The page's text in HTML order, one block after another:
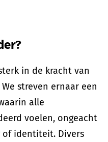
in de kracht van
streven ernaar een
alle
voelen, ongeacht
of identiteit. Divers